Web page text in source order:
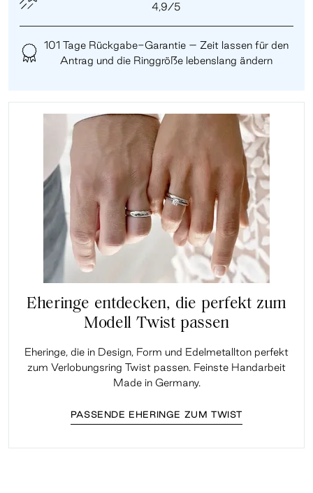
4,9/5
101 Tage Rückgabe-Garantie – Zeit lassen für den
Antrag und die Ringgröße lebenslang ändern
Eheringe entdecken, die perfekt zum
Modell Twist passen
Eheringe, die in Design, Form und Edelmetallton perfekt
zum Verlobungsring Twist passen. Feinste Handarbeit
Made in Germany.
PASSENDE EHERINGE ZUM TWIST